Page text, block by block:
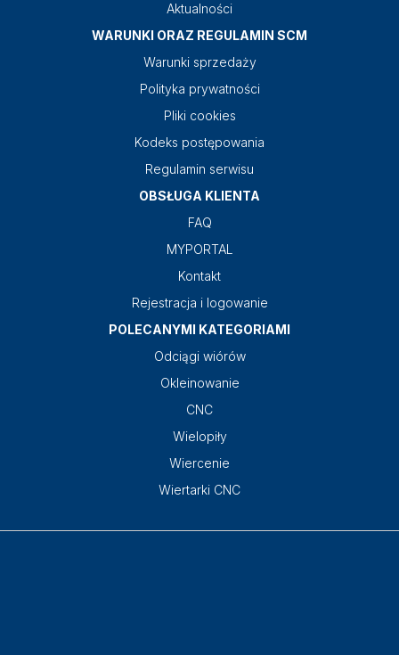
Aktualności
WARUNKI ORAZ REGULAMIN SCM
Warunki sprzedaży
Polityka prywatności
Pliki cookies
Kodeks postępowania
Regulamin serwisu
OBSŁUGA KLIENTA
FAQ
MYPORTAL
Kontakt
Rejestracja i logowanie
POLECANYMI KATEGORIAMI
Odciągi wiórów
Okleinowanie
CNC
Wielopiły
Wiercenie
Wiertarki CNC